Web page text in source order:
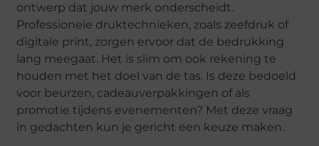
ontwerp dat jouw merk onderscheidt.
Professionele druktechnieken, zoals zeefdruk of
digitale print, zorgen ervoor dat de bedrukking
lang meegaat. Het is slim om ook rekening te
houden met het doel van de tas. Is deze bedoeld
voor beurzen, cadeauverpakkingen of als
promotie tijdens evenementen? Met deze vraag
in gedachten kun je gericht een keuze maken.